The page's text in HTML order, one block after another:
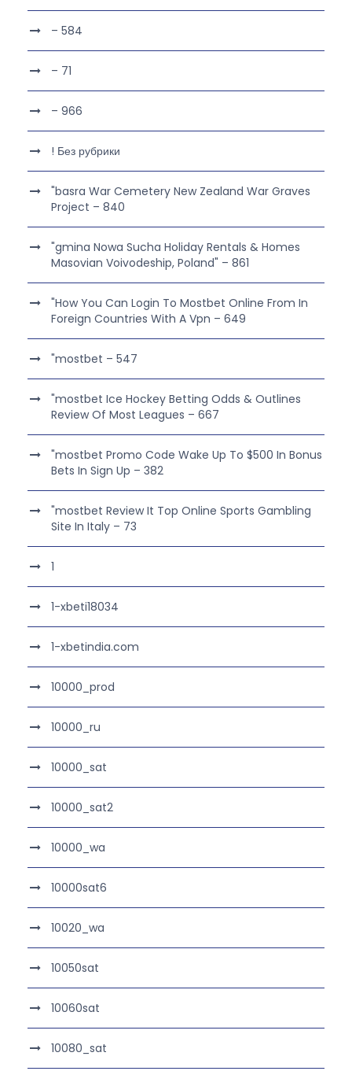
– 584
– 71
– 966
! Без рубрики
"basra War Cemetery New Zealand War Graves
Project – 840
"gmina Nowa Sucha Holiday Rentals & Homes
Masovian Voivodeship, Poland" – 861
"How You Can Login To Mostbet Online From In
Foreign Countries With A Vpn – 649
"mostbet – 547
"mostbet Ice Hockey Betting Odds & Outlines
Review Of Most Leagues – 667
"mostbet Promo Code Wake Up To $500 In Bonus
Bets In Sign Up – 382
"mostbet Review It Top Online Sports Gambling
Site In Italy – 73
1
1-xbeti18034
1-xbetindia.com
10000_prod
10000_ru
10000_sat
10000_sat2
10000_wa
10000sat6
10020_wa
10050sat
10060sat
10080_sat